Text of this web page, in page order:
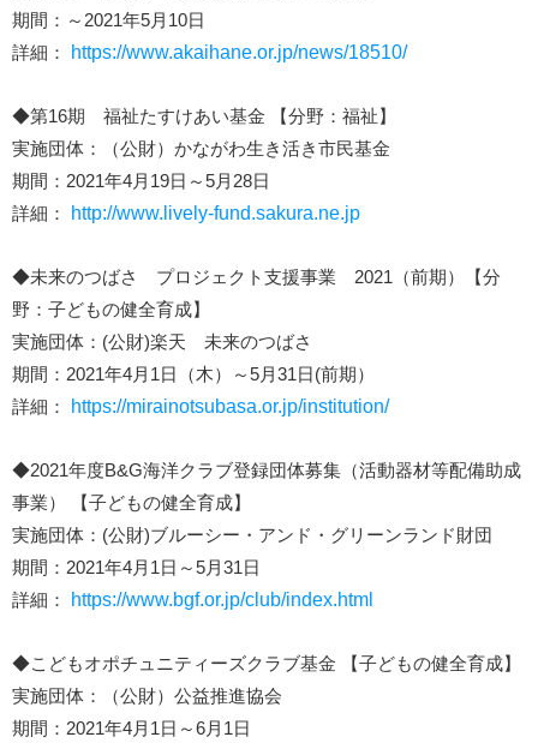
期間：～2021年5月10日
詳細：
https://www.akaihane.or.jp/news/18510/
◆第16期 福祉たすけあい基金 【分野：福祉】
実施団体：（公財）かながわ生き活き市民基金
期間：2021年4月19日～5月28日
詳細：
http://www.lively-fund.sakura.ne.jp
◆未来のつばさ プロジェクト支援事業 2021（前期）【分
野：子どもの健全育成】
実施団体：(公財)楽天 未来のつばさ
期間：2021年4月1日（木）～5月31日(前期）
詳細：
https://mirainotsubasa.or.jp/institution/
◆2021年度B&G海洋クラブ登録団体募集（活動器材等配備助成
事業） 【子どもの健全育成】
実施団体：(公財)ブルーシー・アンド・グリーンランド財団
期間：2021年4月1日～5月31日
詳細：
https://www.bgf.or.jp/club/index.html
◆こどもオポチュニティーズクラブ基金 【子どもの健全育成】
実施団体：（公財）公益推進協会
期間：2021年4月1日～6月1日